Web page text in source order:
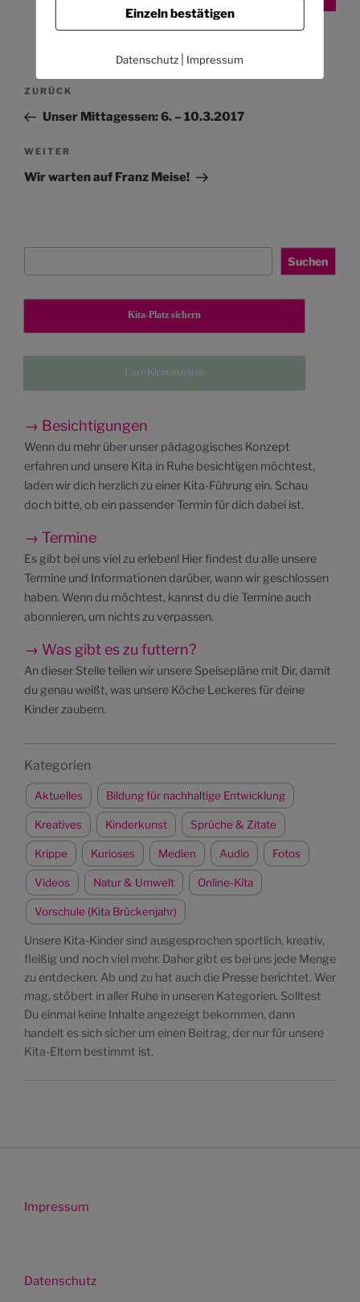
Beitragsnavigation
Vorheriger
Beitrag
ZURÜCK
Unser Mittagessen: 6. – 10.3.2017
Nächster
Beitrag
WEITER
Wir warten auf Franz Meise!
Suchen
Kita-Platz sichern
Eure Kleinanzeigen
→ Besichtigungen
Wenn du mehr über unser pädagogisches Konzept
erfahren und unsere Kita in Ruhe besichtigen möchtest,
laden wir dich herzlich zu einer Kita-Führung ein. Schau
doch bitte, ob ein passender Termin für dich dabei ist.
→ Termine
Es gibt bei uns viel zu erleben! Hier findest du alle unsere
Termine und Informationen darüber, wann wir geschlossen
haben. Wenn du möchtest, kannst du die Termine auch
abonnieren, um nichts zu verpassen.
→ Was gibt es zu futtern?
An dieser Stelle teilen wir unsere Speisepläne mit Dir, damit
du genau weißt, was unsere Köche Leckeres für deine
Kinder zaubern.
Kategorien
Aktuelles Bildung für nachhaltige Entwicklung
Kreatives Kinderkunst Sprüche & Zitate
Krippe Kurioses Medien Audio Fotos
Videos Natur & Umwelt Online-Kita
Vorschule (Kita Brückenjahr)
Unsere Kita-Kinder sind ausgesprochen sportlich, kreativ,
fleißig und noch viel mehr. Daher gibt es bei uns jede Menge
zu entdecken. Ab und zu hat auch die Presse berichtet. Wer
mag, stöbert in aller Ruhe in unseren Kategorien. Solltest
Du einmal keine Inhalte angezeigt bekommen, dann
handelt es sich sicher um einen Beitrag, der nur für unsere
Kita-Eltern bestimmt ist.
Impressum
Datenschutz
Einzeln bestätigen
Datenschutz Impressum